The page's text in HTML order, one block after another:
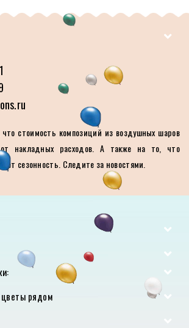
стоимость композиций из воздушных шаров
накладных расходов. А также на то, что
сезонность. Следите за новостями.
рядом